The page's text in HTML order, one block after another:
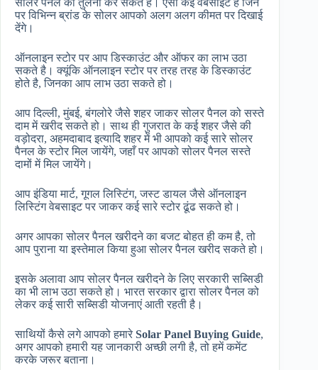
सोलर पैनल की तुलना कर सकते है। ऐसी कई वेबसाइट है जिन
पर विभिन्न ब्रांड के सोलर आपको अलग अलग कीमत पर दिखाई
देंगे।
ऑनलाइन स्टोर पर आप डिस्काउंट और ऑफर का लाभ उठा
सकते है। क्यूंकि ऑनलाइन स्टोर पर तरह तरह के डिस्काउंट
होते है, जिनका आप लाभ उठा सकते हो।
आप दिल्ली, मुंबई, बंगलोरे जैसे शहर जाकर सोलर पैनल को सस्ते
दाम में खरीद सकते हो। साथ ही गुजरात के कई शहर जैसे की
वड़ोदरा, अहमदाबाद इत्यादि शहर में भी आपको कई सारे सोलर
पैनल के स्टोर मिल जायेंगे, जहाँ पर आपको सोलर पैनल सस्ते
दामों में मिल जायेंगे।
आप इंडिया मार्ट, गूगल लिस्टिंग, जस्ट डायल जैसे ऑनलाइन
लिस्टिंग वेबसाइट पर जाकर कई सारे स्टोर ढूंढ सकते हो।
अगर आपका सोलर पैनल खरीदने का बजट बोहत ही कम है, तो
आप पुराना या इस्तेमाल किया हुआ सोलर पैनल खरीद सकते हो।
इसके अलावा आप सोलर पैनल खरीदने के लिए सरकारी सब्सिडी
का भी लाभ उठा सकते हो। भारत सरकार द्वारा सोलर पैनल को
लेकर कई सारी सब्सिडी योजनाएं आती रहती है।
साथियों कैसे लगे आपको हमारे Solar Panel Buying Guide,
अगर आपको हमारी यह जानकारी अच्छी लगी है, तो हमें कमेंट
करके जरूर बताना।